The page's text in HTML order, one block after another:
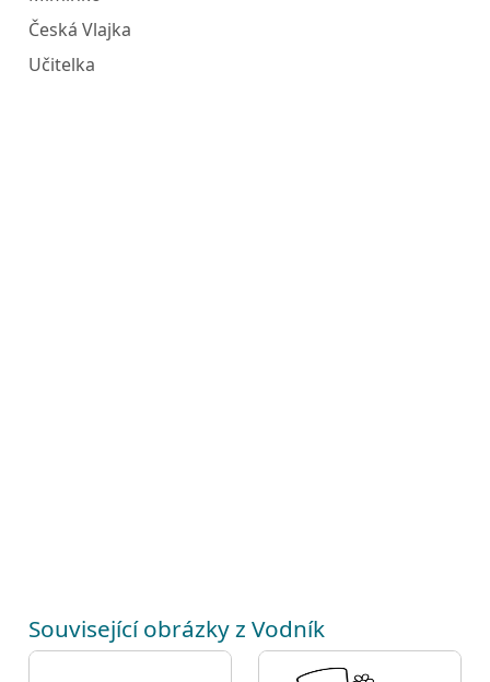
Česká Vlajka
Učitelka
Související obrázky z Vodník